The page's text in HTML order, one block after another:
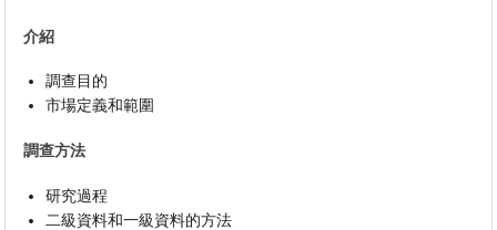
介紹
調查目的
市場定義和範圍
調查方法
研究過程
二級資料和一級資料的方法